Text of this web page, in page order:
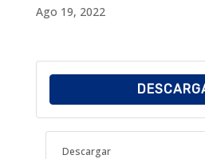
Ago 19, 2022
Descargar